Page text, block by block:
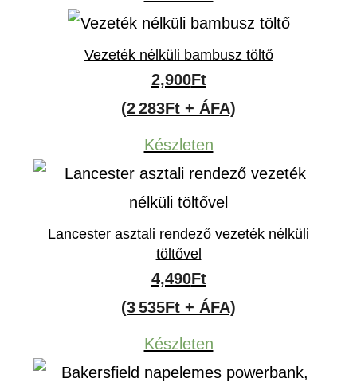
Vezeték nélküli bambusz töltő
2,900Ft
(2 283Ft + ÁFA)
Készleten
Lancester asztali rendező vezeték nélküli
töltővel
4,490Ft
(3 535Ft + ÁFA)
Készleten